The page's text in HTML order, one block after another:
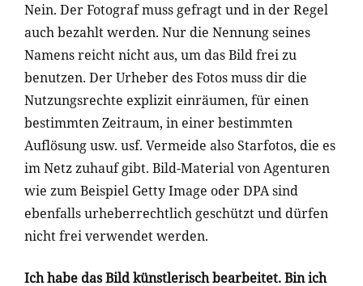
Nein. Der Fotograf muss gefragt und in der Regel
auch bezahlt werden. Nur die Nennung seines
Namens reicht nicht aus, um das Bild frei zu
benutzen. Der Urheber des Fotos muss dir die
Nutzungsrechte explizit einräumen, für einen
bestimmten Zeitraum, in einer bestimmten
Auflösung usw. usf. Vermeide also Starfotos, die es
im Netz zuhauf gibt. Bild-Material von Agenturen
wie zum Beispiel Getty Image oder DPA sind
ebenfalls urheberrechtlich geschützt und dürfen
nicht frei verwendet werden.
Ich habe das Bild künstlerisch bearbeitet. Bin ich